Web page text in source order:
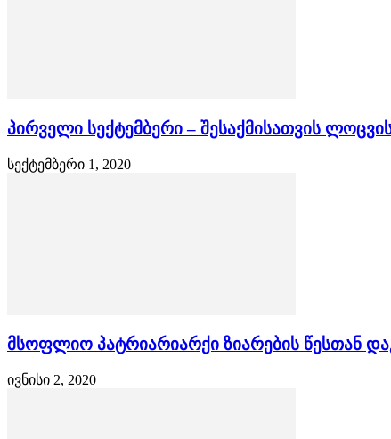
პირველი სექტემბერი – შესაქმისათვის
სექტემბერი 1, 2020
მსოფლიო პატრიარიარქი ზიარების წესთან
ივნისი 2, 2020